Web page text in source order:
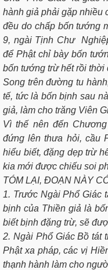
hành giả phải gặp nhiều
đều do chấp bốn tướng
9, ngài Tịnh Chư
để Phật chỉ bày bốn
bốn tướng trừ hết rồi
Song trên đường tu
tế, tức là bốn bịnh sau
giả, làm cho trăng Viên
Vì thế nên đến
đứng lên thưa hỏi, cầu
hiểu biết, đặng dẹp trừ
kia mới được chiếu soi
TÓM LẠI, ĐOẠN NÀY
1. Trước Ngài Phổ Giác
bịnh của Thiền giả là
biết bịnh đặng trừ, sẽ
2. Ngài Phổ Giác Bồ tát
Phật xa pháp, các vị
thạnh hành làm cho